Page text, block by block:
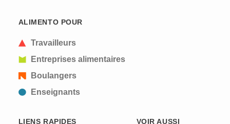
ALIMENTO POUR
Travailleurs
Entreprises alimentaires
Boulangers
Enseignants
LIENS RAPIDES VOIR AUSSI